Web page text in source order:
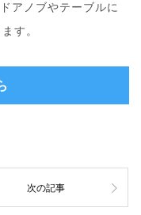
アノブやテーブルに
す。
次の記事